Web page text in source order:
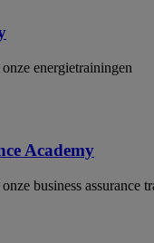
energietrainingen
Academy
business assurance